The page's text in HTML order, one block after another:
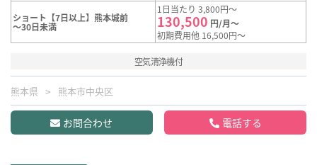
ショート【7日以上】熊本城前
～30日未満
1日当たり 3,800円～
130,500 円/月～
初期費用他 16,500円～
空気清浄機付
熊本県 熊本市中央区
お問合わせ 電話する